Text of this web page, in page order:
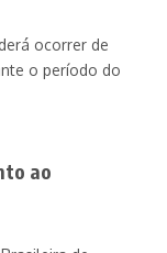
ocorrer de
o período do
ao